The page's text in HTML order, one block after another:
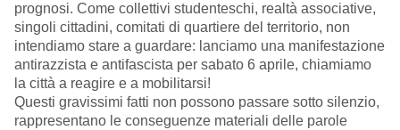
prognosi. Come collettivi studenteschi, realtà associative,
singoli cittadini, comitati di quartiere del territorio, non
intendiamo stare a guardare: lanciamo una manifestazione
antirazzista e antifascista per sabato 6 aprile, chiamiamo
la città a reagire e a mobilitarsi!
Questi gravissimi fatti non possono passare sotto silenzio,
rappresentano le conseguenze materiali delle parole